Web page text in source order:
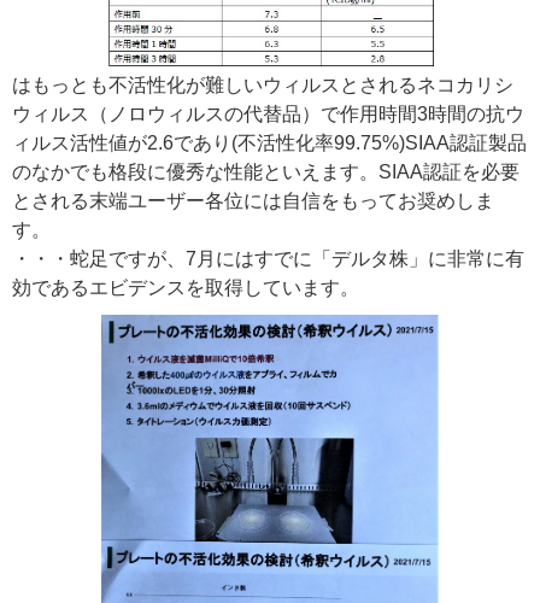
はもっとも不活性化が難しいウィルスとされるネコカリシ
ウィルス（ノロウィルスの代替品）で作用時間3時間の抗ウ
ィルス活性値が2.6であり(不活性化率99.75%)SIAA認証製品
のなかでも格段に優秀な性能といえます。SIAA認証を必要
とされる末端ユーザー各位には自信をもってお奨めしま
す。
・・・蛇足ですが、7月にはすでに「デルタ株」に非常に有
効であるエビデンスを取得しています。